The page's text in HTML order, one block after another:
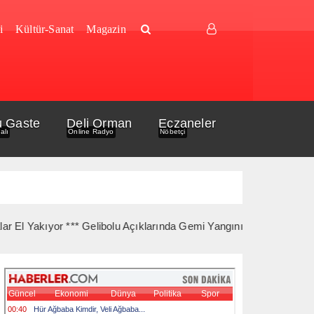
Kültür-Sanat Magazin
Gaste Deli Orman
Online Radyo
Eczaneler
Nöbetçi
*** Gelibolu Açıklarında Gemi Yangını Korkuttu ***